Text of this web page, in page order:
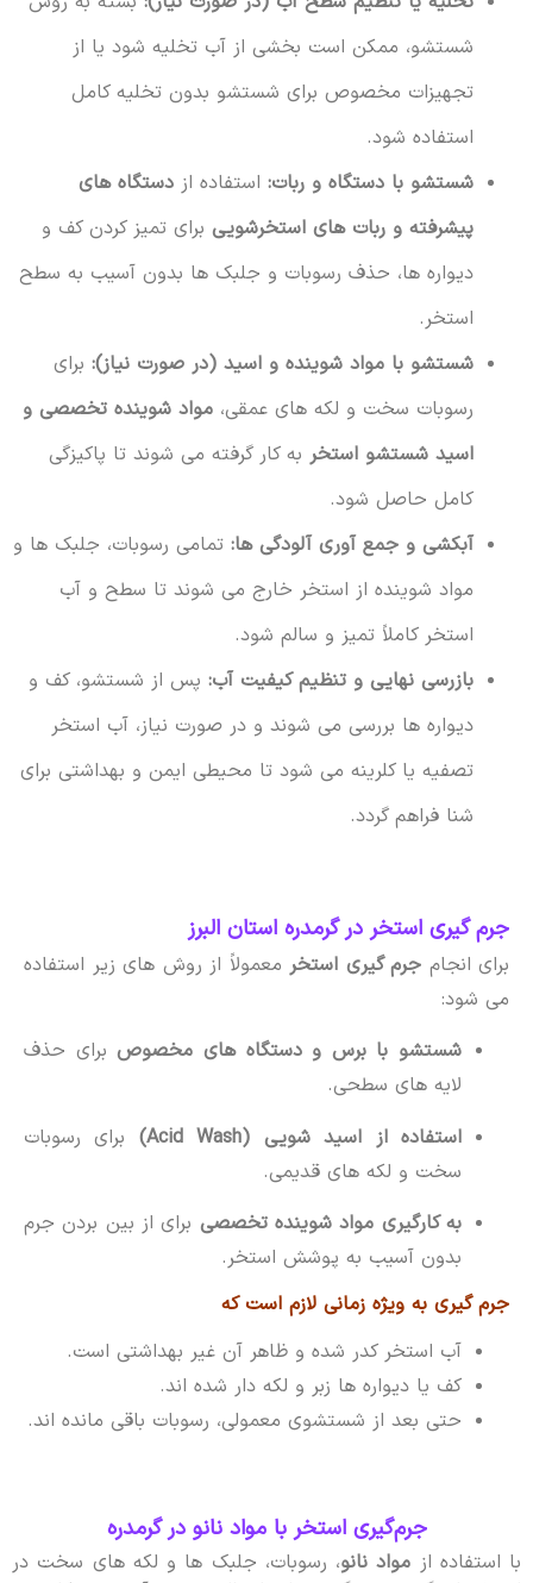
شستشو، ممکن است بخشی از آب تخلیه شود یا از
تجهیزات مخصوص برای شستشو بدون تخلیه کامل
استفاده شود.
شستشو با دستگاه و ربات:استفاده از دستگاه های
پیشرفته و ربات های استخرشوییبرای تمیز کردن کف و
دیواره ها، حذف رسوبات و جلبک ها بدون آسیب به سطح
استخر.
شستشو با مواد شوینده و اسید (در صورت نیاز):برای
رسوبات سخت و لکه های عمقی، مواد شوینده تخصصی و
اسید شستشو استخربه کار گرفته می شوند تا پاکیزگی
کامل حاصل شود.
آبکشی و جمع آوری آلودگی ها:تمامی رسوبات، جلبک ها و
مواد شوینده از استخر خارج می شوند تا سطح و آب
استخر کاملاً تمیز و سالم شود.
بازرسی نهایی و تنظیم کیفیت آب:پس از شستشو، کف و
دیواره ها بررسی می شوند و در صورت نیاز، آب استخر
تصفیه یا کلرینه می شود تا محیطی ایمن و بهداشتی برای
شنا فراهم گردد.
جرم گیری استخر در گرمدره استان البرز
برای انجام جرم گیری استخرمعمولاً از روش های زیر استفاده
می شود:
شستشو با برس و دستگاه های مخصوصبرای حذف
لایه های سطحی.
استفاده از اسید شویی (Acid Wash)
برای رسوبات
سخت و لکه های قدیمی.
به کارگیری مواد شوینده تخصصیبرای از بین بردن جرم
بدون آسیب به پوشش استخر.
جرم گیری به ویژه زمانی لازم است که
آب استخر کدر شده و ظاهر آن غیر بهداشتی است.
کف یا دیواره ها زبر و لکه دار شده اند.
حتی بعد از شستشوی معمولی، رسوبات باقی مانده اند.
جرم‌گیری استخر با مواد نانو در گرمدره
با استفاده از مواد نانو، رسوبات، جلبک ها و لکه های سخت در